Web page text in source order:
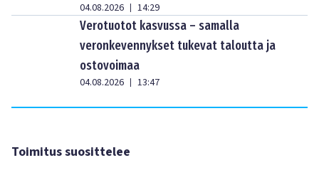
04.08.2026 | 14:29
Verotuotot kasvussa – samalla
veronkevennykset tukevat taloutta ja
ostovoimaa
04.08.2026 | 13:47
Toimitus suosittelee